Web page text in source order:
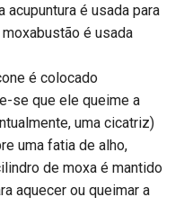
acupuntura é usada para
é usada
é colocado
se que ele queime a
uma cicatriz)
uma fatia de alho,
de moxa é mantido
aquecer ou queimar a